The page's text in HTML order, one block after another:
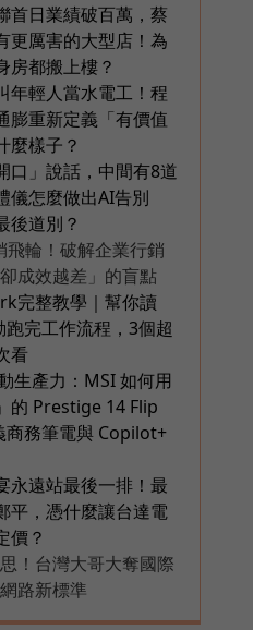
首日業績破百萬，蔡
更厲害的大型店！為
房都搬上樓？
年輕人當水電工！程
膨重新定義「有價值
麼樣子？
口」說話，中間有8道
儀怎麼做出AI告別
後道別？
飛輪！破解企業行銷
卻成效越差」的盲點
完整教學｜幫你讀
完工作流程，3個超
看
生產力：MSI 如何用
的 Prestige 14 Flip
商務筆電與 Copilot+
永遠站最後一排！最
平，憑什麼讓台達電
價？
！台灣大哥大奪國際
路新標準